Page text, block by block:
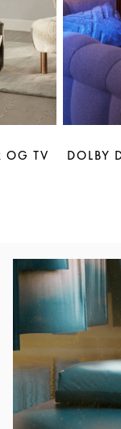
OG TV DOLBY
Bilde av